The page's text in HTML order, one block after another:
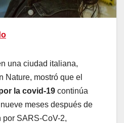
una ciudad italiana,
Nature, mostró que el
la covid-19 continúa
meses después de
por SARS-CoV-2,